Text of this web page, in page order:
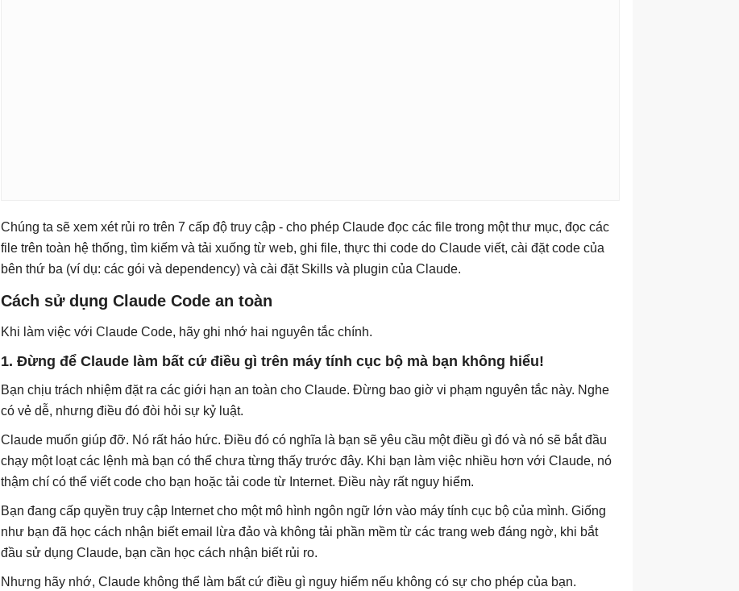
Chúng ta sẽ xem xét rủi ro trên 7 cấp độ truy cập - cho phép Claude đọc các file trong một thư mục, đọc các
file trên toàn hệ thống, tìm kiếm và tải xuống từ web, ghi file, thực thi code do Claude viết, cài đặt code của
bên thứ ba (ví dụ: các gói và dependency) và cài đặt Skills và plugin của Claude.
Cách sử dụng Claude Code an toàn
Khi làm việc với Claude Code, hãy ghi nhớ hai nguyên tắc chính.
1. Đừng để Claude làm bất cứ điều gì trên máy tính cục bộ mà bạn không hiểu!
Bạn chịu trách nhiệm đặt ra các giới hạn an toàn cho Claude. Đừng bao giờ vi phạm nguyên tắc này. Nghe
có vẻ dễ, nhưng điều đó đòi hỏi sự kỷ luật.
Claude muốn giúp đỡ. Nó rất háo hức. Điều đó có nghĩa là bạn sẽ yêu cầu một điều gì đó và nó sẽ bắt đầu
chạy một loạt các lệnh mà bạn có thể chưa từng thấy trước đây. Khi bạn làm việc nhiều hơn với Claude, nó
thậm chí có thể viết code cho bạn hoặc tải code từ Internet. Điều này rất nguy hiểm.
Bạn đang cấp quyền truy cập Internet cho một mô hình ngôn ngữ lớn vào máy tính cục bộ của mình. Giống
như bạn đã học cách nhận biết email lừa đảo và không tải phần mềm từ các trang web đáng ngờ, khi bắt
đầu sử dụng Claude, bạn cần học cách nhận biết rủi ro.
Nhưng hãy nhớ, Claude không thể làm bất cứ điều gì nguy hiểm nếu không có sự cho phép của bạn.